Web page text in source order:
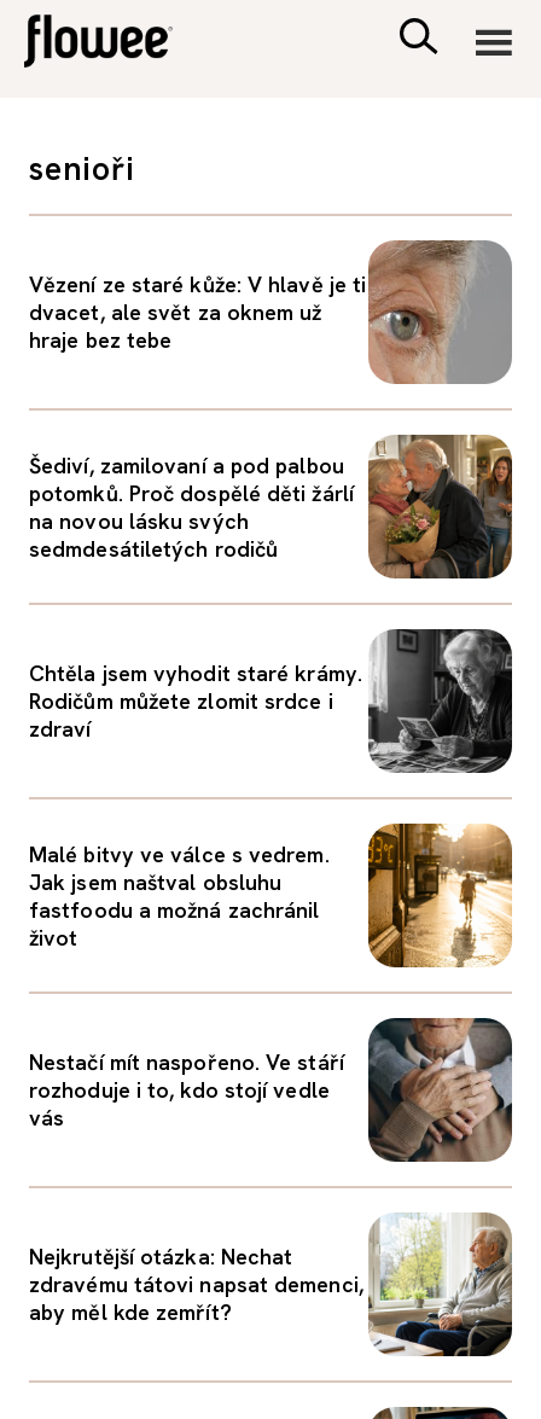
PSYCHOLOGIE
PORADNA
senioři
Vězení ze staré kůže: V hlavě je ti
dvacet, ale svět za oknem už
hraje bez tebe
Šediví, zamilovaní a pod palbou
potomků. Proč dospělé děti žárlí
na novou lásku svých
sedmdesátiletých rodičů
Chtěla jsem vyhodit staré krámy.
Rodičům můžete zlomit srdce i
zdraví
Malé bitvy ve válce s vedrem.
Jak jsem naštval obsluhu
fastfoodu a možná zachránil
život
Nestačí mít naspořeno. Ve stáří
rozhoduje i to, kdo stojí vedle
vás
Nejkrutější otázka: Nechat
zdravému tátovi napsat demenci,
aby měl kde zemřít?